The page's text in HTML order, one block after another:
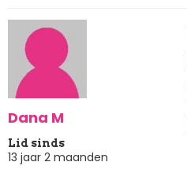
Dana M
Lid sinds
13 jaar 2 maanden